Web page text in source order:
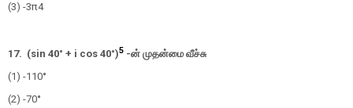
(3) -3π4
17. (sin 40° + i cos 40°)5 -ன் முதன்மை வீச்சு
(1) -110°
(2) -70°